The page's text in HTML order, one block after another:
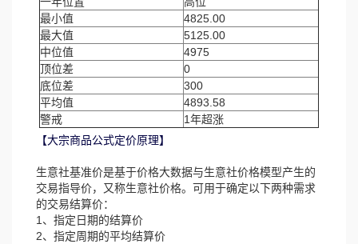
最小值
4825.00
最大值
5125.00
中位值
4975
顶位差
0
底位差
300
平均值
4893.58
警戒
1年超涨
【大宗商品公式定价原理】
生意社基准价是基于价格大数据与生意社价格模型产生的
交易指导价，又称生意社价格。可用于确定以下两种需求
的交易结算价：
1、指定日期的结算价
2、指定周期的平均结算价